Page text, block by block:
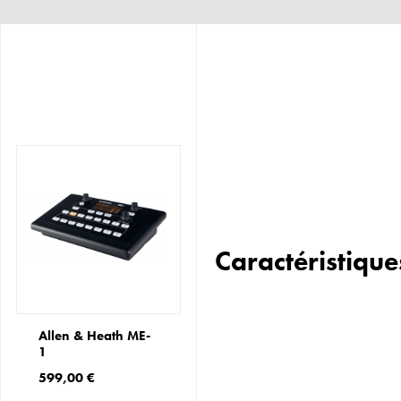
Allen & Heath ME-
1
599,00 €